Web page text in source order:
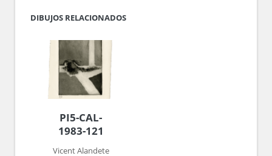
DIBUJOS RELACIONADOS
PI5-CAL-
1983-121
Vicent Alandete